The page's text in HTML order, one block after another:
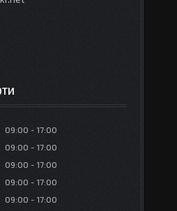
09:00
17:00
09:00
17:00
09:00
17:00
09:00
17:00
09:00
17:00